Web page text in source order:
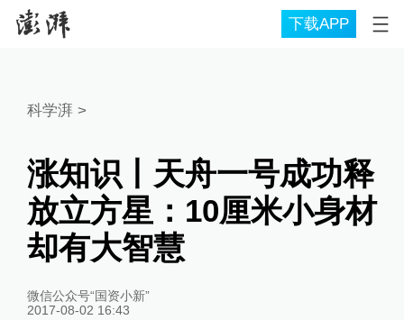
下载APP
科学湃 >
涨知识丨天舟一号成功释
放立方星：10厘米小身材
却有大智慧
微信公众号“国资小新”
2017-08-02 16:43